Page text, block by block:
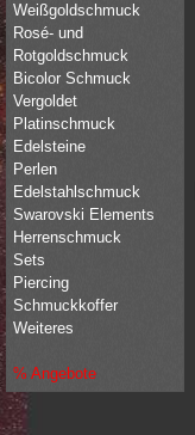
Weißgoldschmuck
Rosé- und
Rotgoldschmuck
Bicolor Schmuck
Vergoldet
Platinschmuck
Edelsteine
Perlen
Edelstahlschmuck
Swarovski Elements
Herrenschmuck
Sets
Piercing
Schmuckkoffer
Weiteres
% Angebote